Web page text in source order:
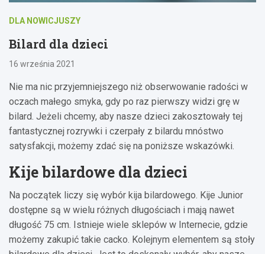
DLA NOWICJUSZY
Bilard dla dzieci
16 września 2021
Nie ma nic przyjemniejszego niż obserwowanie radości w
oczach małego smyka, gdy po raz pierwszy widzi grę w
bilard. Jeżeli chcemy, aby nasze dzieci zakosztowały tej
fantastycznej rozrywki i czerpały z bilardu mnóstwo
satysfakcji, możemy zdać się na poniższe wskazówki.
Kije bilardowe dla dzieci
Na początek liczy się wybór kija bilardowego. Kije Junior
dostępne są w wielu różnych długościach i mają nawet
długość 75 cm. Istnieje wiele sklepów w Internecie, gdzie
możemy zakupić takie cacko. Kolejnym elementem są stoły